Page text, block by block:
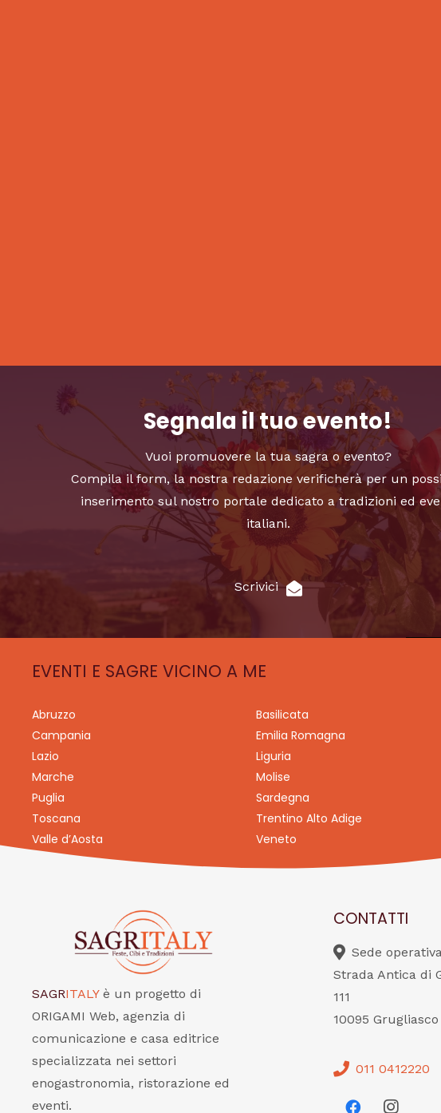
Segnala il tuo evento!
Vuoi promuovere la tua sagra o evento?
Compila il form, la nostra redazione verificherà per un
inserimento sul nostro portale dedicato a tradizioni ed
italiani.
Scrivici
EVENTI E SAGRE VICINO A ME
Abruzzo Basilicata
Campania
Emilia Romagna
Lazio
Liguria
Marche
Molise
Puglia
Sardegna
Toscana
Trentino Alto Adige
Valle d’Aosta
Veneto
SAGRITALY è un progetto di
ORIGAMI Web, agenzia di
comunicazione e casa editrice
specializzata nei settori
enogastronomia, ristorazione ed
eventi.
CONTATTI
Sede
Strada Antica di
111
10095 Grugliasco
011 0412220